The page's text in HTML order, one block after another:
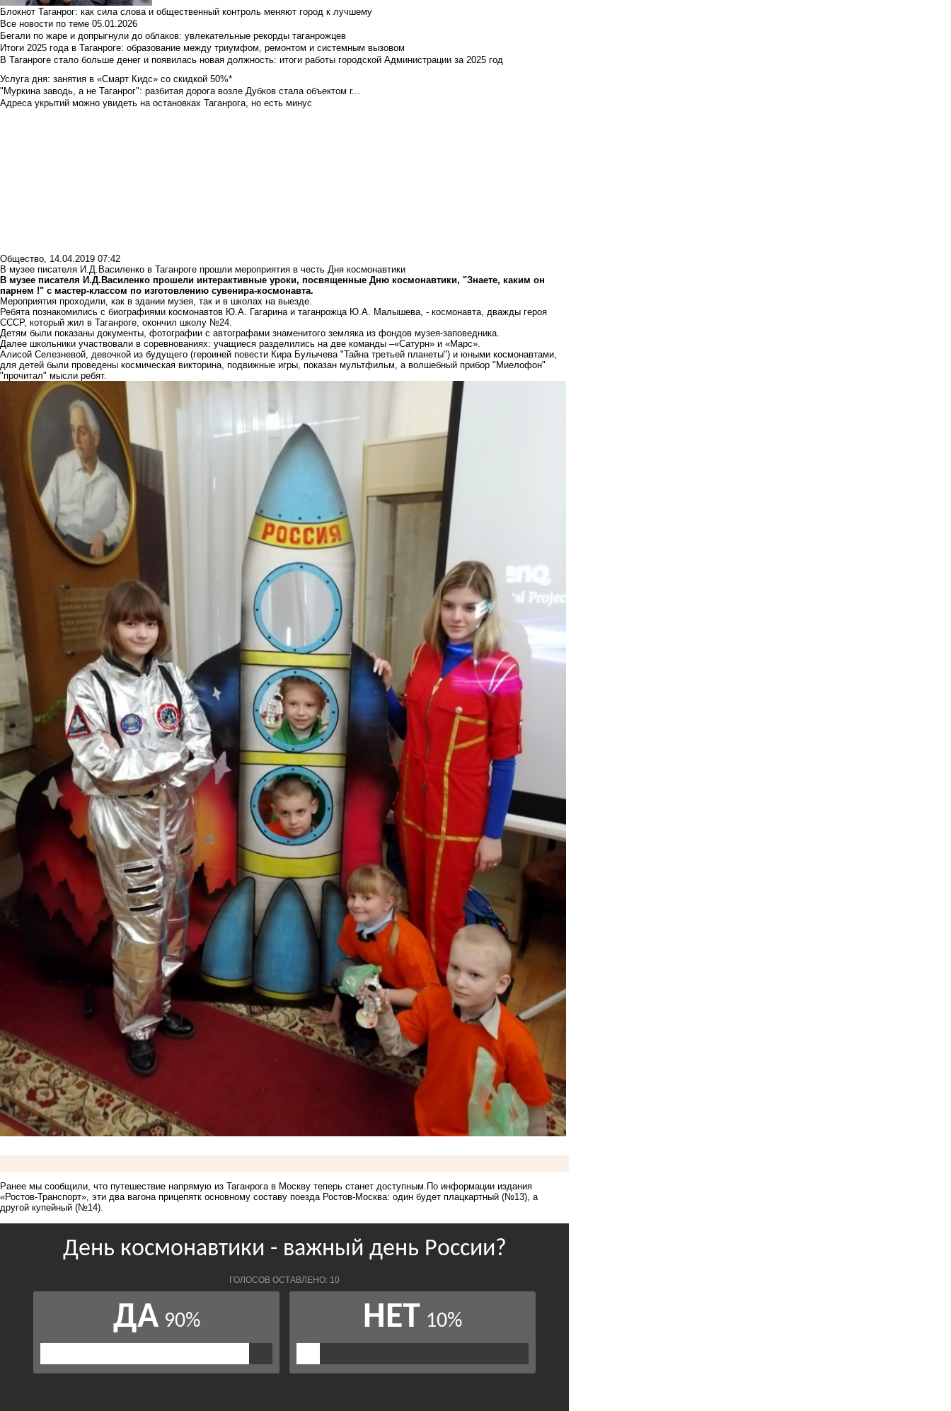
Блокнот Таганрог: как сила слова и общественный контроль меняют город к лучшему
Все новости по теме 05.01.2026
Бегали по жаре и допрыгнули до облаков: увлекательные рекорды таганрожцев
Итоги 2025 года в Таганроге: образование между триумфом, ремонтом и системным вызовом
В Таганроге стало больше денег и появилась новая должность: итоги работы городской Администрации за 2025 год
Услуга дня: занятия в «Смарт Кидс» со скидкой 50%*
"Муркина заводь, а не Таганрог": разбитая дорога возле Дубков стала объектом г...
Адреса укрытий можно увидеть на остановках Таганрога, но есть минус
Общество, 14.04.2019 07:42
В музее писателя И.Д.Василенко в Таганроге прошли мероприятия в честь Дня космонавтики
В музее писателя И.Д.Василенко прошели интерактивные уроки, посвященные Дню космонавтики, "Знаете, каким он
парнем !" с мастер-классом по изготовлению сувенира-космонавта.
Мероприятия проходили, как в здании музея, так и в школах на выезде.
Ребята познакомились с биографиями космонавтов Ю.А. Гагарина и таганрожца Ю.А. Малышева, - космонавта, дважды героя
СССР, который жил в Таганроге, окончил школу №24.
Детям были показаны документы, фотографии с автографами знаменитого земляка из фондов музея-заповедника.
Далее школьники участвовали в соревнованиях: учащиеся разделились на две команды –«Сатурн» и «Марс».
Алисой Селезневой, девочкой из будущего (героиней повести Кира Булычева "Тайна третьей планеты") и юными космонавтами,
для детей были проведены космическая викторина, подвижные игры, показан мультфильм, а волшебный прибор "Миелофон"
"прочитал" мысли ребят.
Ранее мы сообщили, что путешествие напрямую из Таганрога в Москву теперь станет доступным.По информации издания
«Ростов-Транспорт», эти два вагона прицепятк основному составу поезда Ростов-Москва: один будет плацкартный (№13), а
другой купейный (№14).